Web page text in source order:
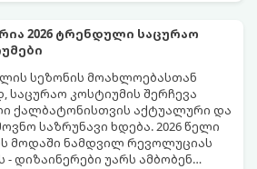
გაიგეთ, რომელი
პრინტი იქნება ივნისის
ცხელი ტრენდი ფრჩხილების
2026 ტრენდული საცურაო
სეზონის მოახლოებასთან
საცურაო კოსტიუმის შერჩევა
ქალბატონისთვის აქტუალური და
საზრუნავი ხდება. 2026 წელი
მოდაში ნამდვილ რევოლუციას
- დიზაინერები უარს ამბობენ